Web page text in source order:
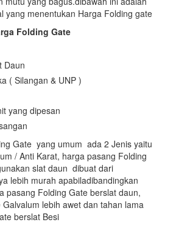
yang menentukan Harga Folding gate
Folding Gate
Daun
( Silangan & UNP )
yang dipesan
Gate yang umum ada 2 Jenis yaitu
/ Anti Karat, harga pasang Folding
slat daun dibuat dari
lebih murah apabiladibandingkan
pasang Folding Gate berslat daun,
lebih awet dan tahan lama
berslat Besi